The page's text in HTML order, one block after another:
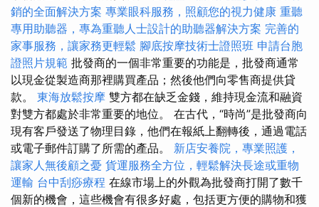
銷的全面解決方案 專業眼科服務，照顧您的視力健康 重聽
專用助聽器，專為重聽人士設計的助聽器解決方案 完善的
家事服務，讓家務更輕鬆 腳底按摩技術士證照班 申請台胞
證照片規範 批發商的一個非常重要的功能是，批發商通常
以現金從製造商那裡購買產品；然後他們向零售商提供貸
款。 東海放鬆按摩 雙方都在缺乏金錢，維持現金流和融資
對雙方都處於非常重要的地位。 在古代，“時尚”是批發商向
現有客戶發送了物理目錄，他們在報紙上翻轉後，通過電話
或電子郵件訂購了所需的產品。 新店安養院，專業照護，
讓家人無後顧之憂 貨運服務全方位，輕鬆解決長途或重物
運輸 台中刮痧療程 在線市場上的外觀為批發商打開了數千
個新的機會，這些機會有很多好處，包括更方便的購物和獲